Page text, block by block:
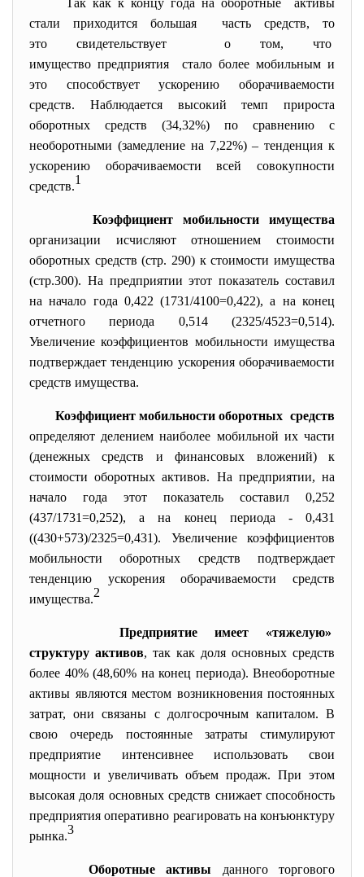
Так как к концу года на оборотные активы
стали приходится большая часть средств, то
это свидетельствует о том, что
имущество предприятия стало более мобильным и
это способствует ускорению оборачиваемости
средств. Наблюдается высокий темп прироста
оборотных средств (34,32%) по сравнению с
необоротными (замедление на 7,22%) – тенденция к
ускорению оборачиваемости всей совокупности
средств.1
Коэффициент мобильности имущества
организации исчисляют отношением стоимости
оборотных средств (стр. 290) к стоимости имущества
(стр.300). На предприятии этот показатель составил
на начало года 0,422 (1731/4100=0,422), а на конец
отчетного периода 0,514 (2325/4523=0,514).
Увеличение коэффициентов мобильности имущества
подтверждает тенденцию ускорения оборачиваемости
средств имущества.
Коэффициент мобильности оборотных средств
определяют делением наиболее мобильной их части
(денежных средств и финансовых вложений) к
стоимости оборотных активов. На предприятии, на
начало года этот показатель составил 0,252
(437/1731=0,252), а на конец периода - 0,431
((430+573)/2325=0,431). Увеличение коэффициентов
мобильности оборотных средств подтверждает
тенденцию ускорения оборачиваемости средств
имущества.2
Предприятие имеет «тяжелую»
структуру активов, так как доля основных средств
более 40% (48,60% на конец периода). Внеоборотные
активы являются местом возникновения постоянных
затрат, они связаны с долгосрочным капиталом. В
свою очередь постоянные затраты стимулируют
предприятие интенсивнее использовать свои
мощности и увеличивать объем продаж. При этом
высокая доля основных средств снижает способность
предприятия оперативно реагировать на конъюнктуру
рынка.3
Оборотные активы данного торгового